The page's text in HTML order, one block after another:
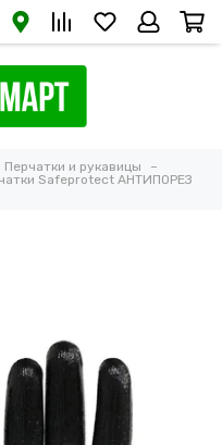
Перчатки и рукавицы
Safeprotect АНТИПОРЕЗ